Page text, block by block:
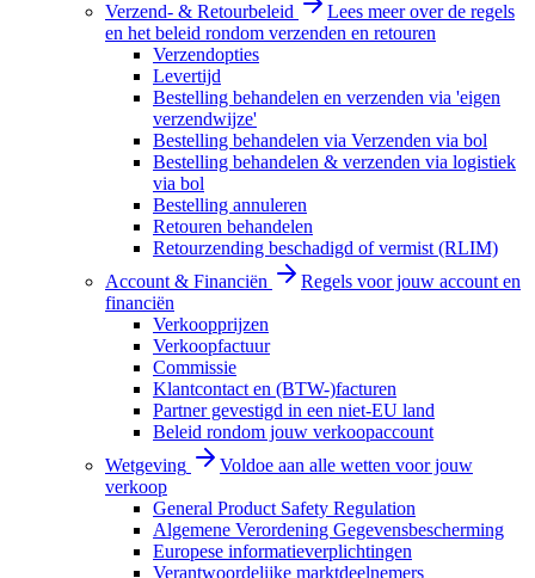
Verzend- & Retourbeleid
Lees meer over de regels
en het beleid rondom verzenden en retouren
Verzendopties
Levertijd
Bestelling behandelen en verzenden via 'eigen
verzendwijze'
Bestelling behandelen via Verzenden via bol
Bestelling behandelen & verzenden via logistiek
via bol
Bestelling annuleren
Retouren behandelen
Retourzending beschadigd of vermist (RLIM)
Account & Financiën
Regels voor jouw account en
financiën
Verkoopprijzen
Verkoopfactuur
Commissie
Klantcontact en (BTW-)facturen
Partner gevestigd in een niet-EU land
Beleid rondom jouw verkoopaccount
Wetgeving
Voldoe aan alle wetten voor jouw
verkoop
General Product Safety Regulation
Algemene Verordening Gegevensbescherming
Europese informatieverplichtingen
Verantwoordelijke marktdeelnemers